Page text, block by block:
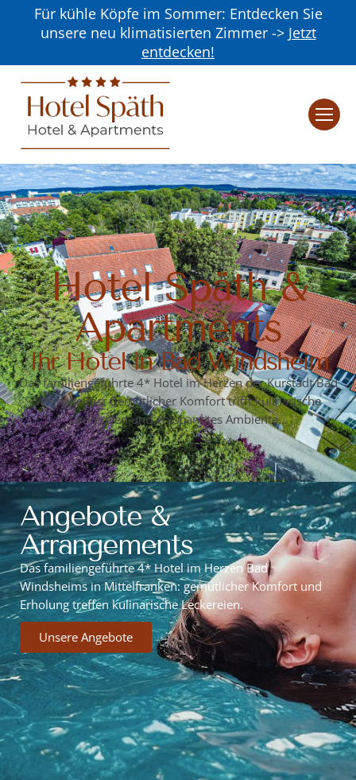
Für kühle Köpfe im Sommer: Entdecken Sie
unsere neu klimatisierten Zimmer -> Jetzt
entdecken!
Hotel Späth &
Apartments
Ihr Hotel in Bad Windsheim
Das familiengeführte 4* Hotel im Herzen der Kurstadt Bad
Windsheims: Gemütlicher Komfort trifft kulinarische
Leckereien und entspanntes Ambiente…
Angebote &
Arrangements
Das familiengeführte 4* Hotel im Herzen Bad
Windsheims in Mittelfranken: gemütlicher Komfort und
Erholung treffen kulinarische Leckereien.
Unsere Angebote